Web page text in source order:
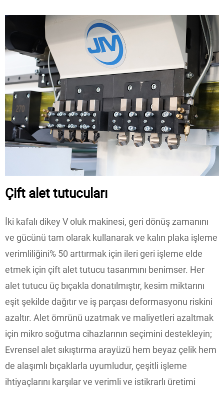
Çift alet tutucuları
İki kafalı dikey V oluk makinesi, geri dönüş zamanını
ve gücünü tam olarak kullanarak ve kalın plaka işleme
verimliliğini% 50 arttırmak için ileri geri işleme elde
etmek için çift alet tutucu tasarımını benimser. Her
alet tutucu üç bıçakla donatılmıştır, kesim miktarını
eşit şekilde dağıtır ve iş parçası deformasyonu riskini
azaltır. Alet ömrünü uzatmak ve maliyetleri azaltmak
için mikro soğutma cihazlarının seçimini destekleyin;
Evrensel alet sıkıştırma arayüzü hem beyaz çelik hem
de alaşımlı bıçaklarla uyumludur, çeşitli işleme
ihtiyaçlarını karşılar ve verimli ve istikrarlı üretimi